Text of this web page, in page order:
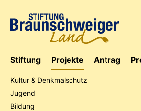
Stiftung Projekte
Kultur & Denkmalschutz
Jugend
Bildung
Antrag